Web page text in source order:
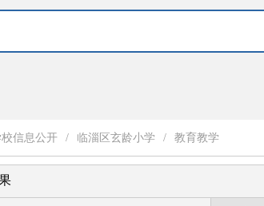
信息公开 / 临淄区玄龄小学 / 教育教学